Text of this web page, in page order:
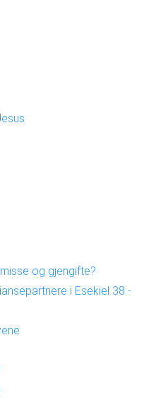
og gjengifte?
i Esekiel 38 -